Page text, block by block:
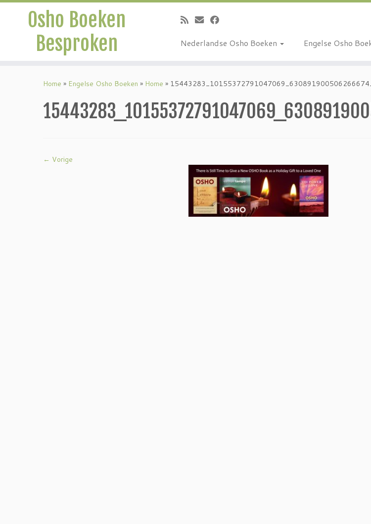
Osho Boeken
Besproken
Nederlandse Osho Boeken Engelse Osho
Home » Engelse Osho Boeken » Home »
← Vorige